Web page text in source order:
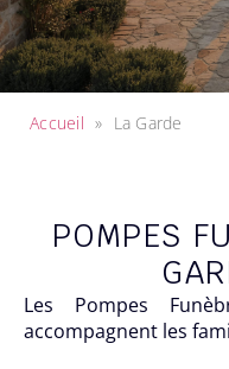
Accueil » La Garde
POMPES
Les Pompes
accompagnent les